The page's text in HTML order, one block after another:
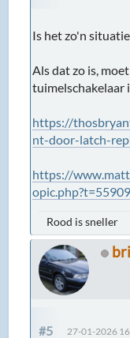
Is het zo'n
Als dat zo is,
tuimelschakelaar
https://
nt-door-latch-
https://
opic.php?t=55909
Rood is sneller
#5 27-01-2026